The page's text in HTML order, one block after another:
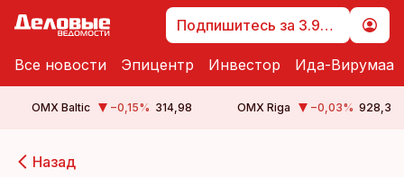
Подпишитесь за 3.99 €
Все новости Эпицентр Инвестор Ида-Вирумаа
OMX Baltic −0,15% 314,98 OMX Riga −0,03% 928,3
Назад